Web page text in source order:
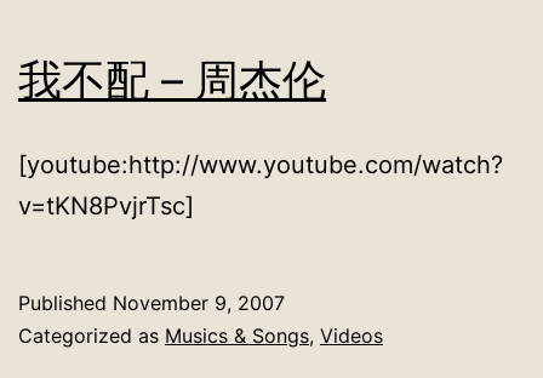
我不配 – 周杰伦
[youtube:http://www.youtube.com/watch?
v=tKN8PvjrTsc]
Published November 9, 2007
Categorized as Musics & Songs, Videos